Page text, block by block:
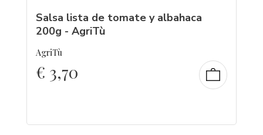
Salsa lista de tomate y albahaca
200g - AgriTù
AgriTù
€ 3,70